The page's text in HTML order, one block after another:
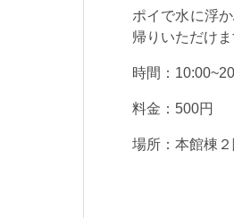
ポイで水に浮
帰りいただけ
時間：
料金： 500円
場所：本館棟